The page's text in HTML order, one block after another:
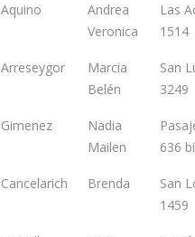
Aquino
Andrea
Veronica
Las
1514
Arreseygor
Marcia
Belén
San
3249
Gimenez
Nadia
Mailen
636
Cancelarich Brenda
San
1459